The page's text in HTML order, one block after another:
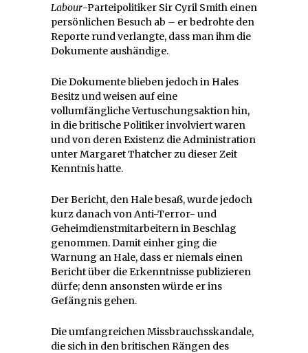
Labour-Parteipolitiker Sir Cyril Smith einen
persönlichen Besuch ab – er bedrohte den
Reporte rund verlangte, dass man ihm die
Dokumente aushändige.
Die Dokumente blieben jedoch in Hales
Besitz und weisen auf eine
vollumfängliche Vertuschungsaktion hin,
in die britische Politiker involviert waren
und von deren Existenz die Administration
unter Margaret Thatcher zu dieser Zeit
Kenntnis hatte.
Der Bericht, den Hale besaß, wurde jedoch
kurz danach von Anti-Terror- und
Geheimdienstmitarbeitern in Beschlag
genommen. Damit einher ging die
Warnung an Hale, dass er niemals einen
Bericht über die Erkenntnisse publizieren
dürfe; denn ansonsten würde er ins
Gefängnis gehen.
Die umfangreichen Missbrauchsskandale,
die sich in den britischen Rängen des